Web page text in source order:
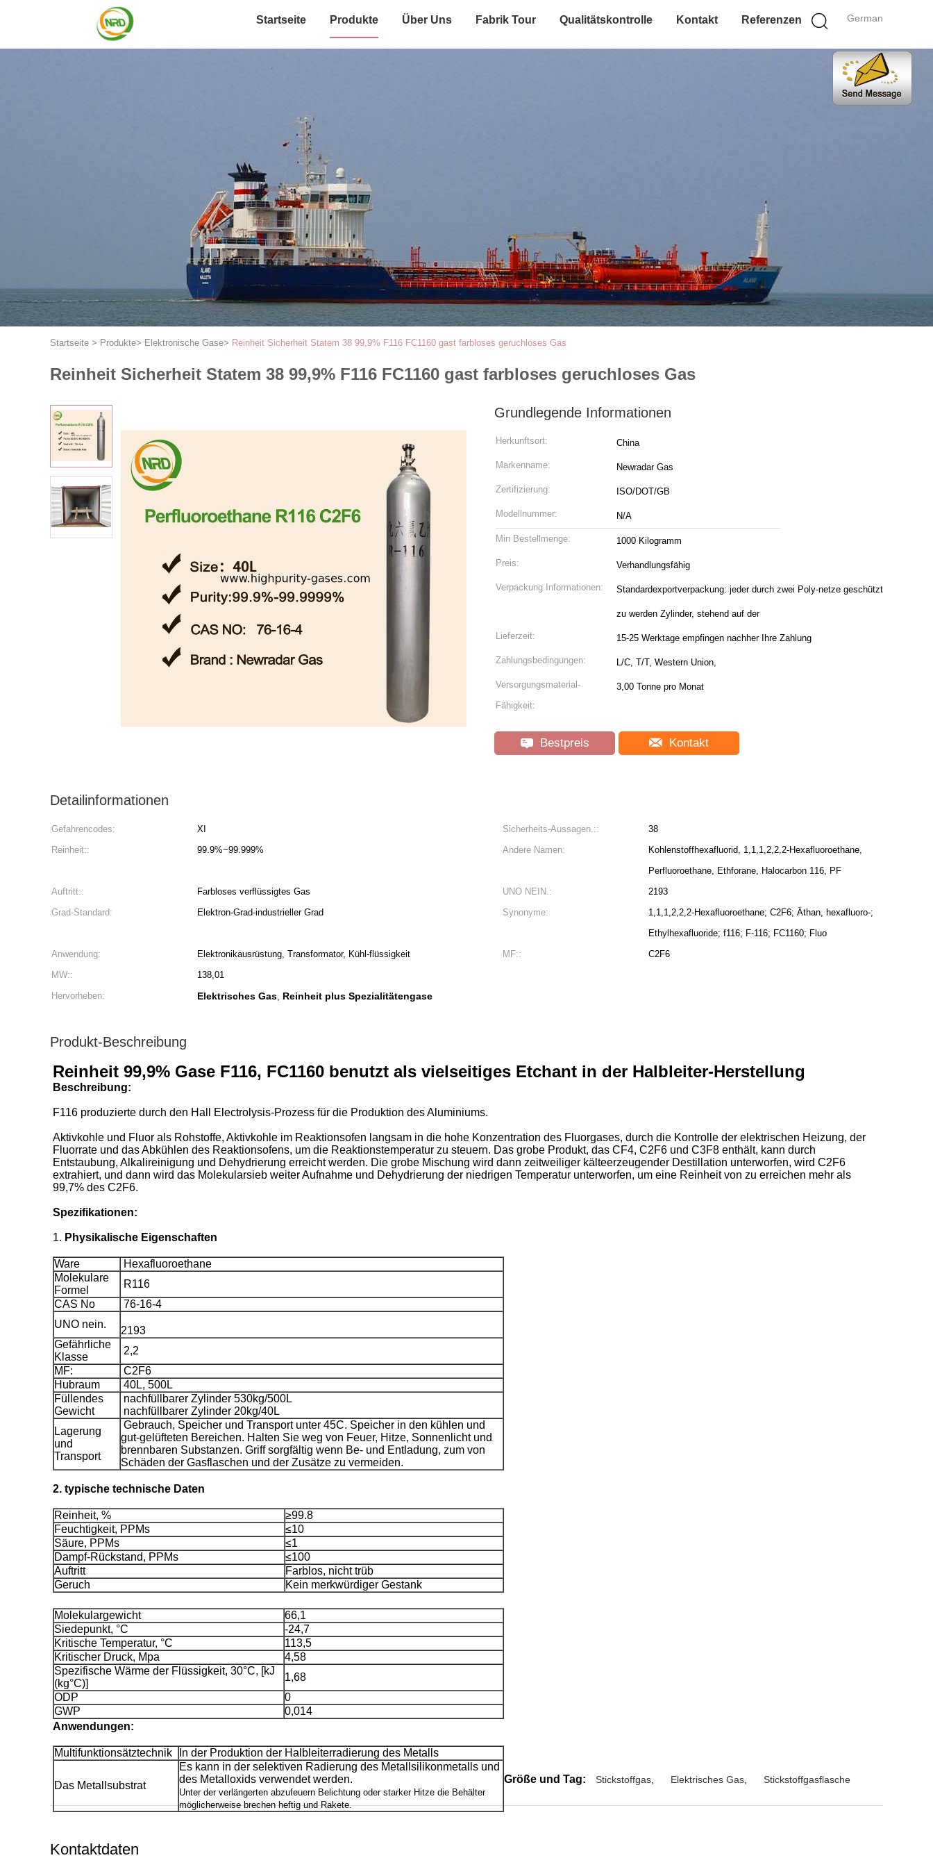
German
Startseite Produkte Über Uns Fabrik Tour Qualitätskontrolle Kontakt Referenzen
Startseite > Produkte> Elektronische Gase> Reinheit Sicherheit Statem 38 99,9% F116 FC1160 gast farbloses geruchloses Gas
Reinheit Sicherheit Statem 38 99,9% F116 FC1160 gast farbloses geruchloses Gas
Grundlegende Informationen
Herkunftsort: China
Markenname: Newradar Gas
Zertifizierung: ISO/DOT/GB
Modellnummer: N/A
Min Bestellmenge: 1000 Kilogramm
Preis: Verhandlungsfähig
Verpackung Informationen: Standardexportverpackung: jeder durch zwei Poly-netze geschützt
zu werden Zylinder, stehend auf der
Lieferzeit: 15-25 Werktage empfingen nachher Ihre Zahlung
Zahlungsbedingungen: L/C, T/T, Western Union,
Versorgungsmaterial-
Fähigkeit:
3,00 Tonne pro Monat
Bestpreis Kontakt
Detailinformationen
Gefahrencodes: XI Sicherheits-Aussagen.::
38
Reinheit::
99.9%~99.999% Andere Namen:
Kohlenstoffhexafluorid, 1,1,1,2,2,2-Hexafluoroethane,
Perfluoroethane, Ethforane, Halocarbon 116, PF
Auftritt::
Farbloses verflüssigtes Gas UNO NEIN.:
2193
Grad-Standard:
Elektron-Grad-industrieller Grad Synonyme:
1,1,1,2,2,2-Hexafluoroethane; C2F6; Äthan, hexafluoro-;
Ethylhexafluoride; f116; F-116; FC1160; Fluo
Anwendung:
Elektronikausrüstung, Transformator, Kühl-flüssigkeit MF::
C2F6
MW::
138,01
Hervorheben:
Elektrisches Gas, Reinheit plus Spezialitätengase
Produkt-Beschreibung
Reinheit 99,9% Gase F116, FC1160 benutzt als vielseitiges Etchant in der Halbleiter-Herstellung
Beschreibung:
F116 produzierte durch den Hall Electrolysis-Prozess für die Produktion des Aluminiums.
Aktivkohle und Fluor als Rohstoffe, Aktivkohle im Reaktionsofen langsam in die hohe Konzentration des Fluorgases, durch die Kontrolle der elektrischen Heizung, der
Fluorrate und das Abkühlen des Reaktionsofens, um die Reaktionstemperatur zu steuern. Das grobe Produkt, das CF4, C2F6 und C3F8 enthält, kann durch
Entstaubung, Alkalireinigung und Dehydrierung erreicht werden. Die grobe Mischung wird dann zeitweiliger kälteerzeugender Destillation unterworfen, wird C2F6
extrahiert, und dann wird das Molekularsieb weiter Aufnahme und Dehydrierung der niedrigen Temperatur unterworfen, um eine Reinheit von zu erreichen mehr als
99,7% des C2F6.
Spezifikationen:
1. Physikalische Eigenschaften
Ware
Hexafluoroethane
Molekulare
Formel
R116
CAS No
76-16-4
UNO nein.
2193
Gefährliche
Klasse
2,2
MF:
C2F6
Hubraum
40L, 500L
Füllendes
Gewicht
nachfüllbarer Zylinder 530kg/500L
nachfüllbarer Zylinder 20kg/40L
Lagerung
und
Transport
Gebrauch, Speicher und Transport unter 45C. Speicher in den kühlen und
gut-gelüfteten Bereichen. Halten Sie weg von Feuer, Hitze, Sonnenlicht und
brennbaren Substanzen. Griff sorgfältig wenn Be- und Entladung, zum von
Schäden der Gasflaschen und der Zusätze zu vermeiden.
2. typische technische Daten
Reinheit, %
≥99.8
Feuchtigkeit, PPMs
≤10
Säure, PPMs
≤1
Dampf-Rückstand, PPMs
≤100
Auftritt
Farblos, nicht trüb
Geruch
Kein merkwürdiger Gestank
Molekulargewicht
66,1
Siedepunkt, °C
-24,7
Kritische Temperatur, °C
113,5
Kritischer Druck, Mpa
4,58
Spezifische Wärme der Flüssigkeit, 30°C, [kJ
(kg°C)]
1,68
ODP
0
GWP
0,014
Anwendungen:
Multifunktionsätztechnik In der Produktion der Halbleiterradierung des Metalls
Das Metallsubstrat
Es kann in der selektiven Radierung des Metallsilikonmetalls und
des Metalloxids verwendet werden.
Unter der verlängerten abzufeuern Belichtung oder starker Hitze die Behälter
möglicherweise brechen heftig und Rakete.
Größe und Tag: Stickstoffgas Elektrisches Gas Stickstoffgasflasche
Kontaktdaten